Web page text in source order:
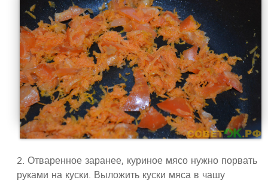
2. Отваренное заранее, куриное мясо нужно порвать
руками на куски. Выложить куски мяса в чашу